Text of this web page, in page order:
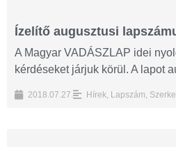
Ízelítő augusztusi
A Magyar VADÁSZLAP idei
kérdéseket járjuk körül. A lapot
2018.07.27. Hírek, Lapszám